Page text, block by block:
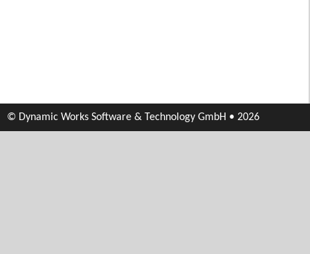
© Dynamic Works Software & Technology GmbH • 2026